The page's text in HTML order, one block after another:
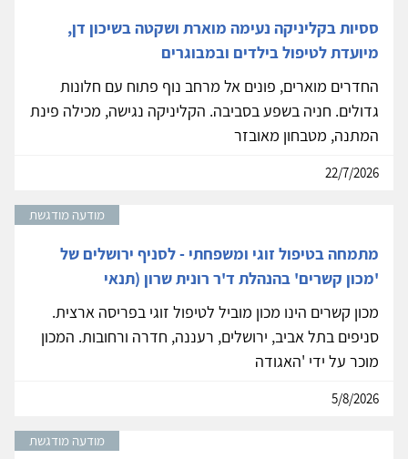
ססיות בקליניקה נעימה מוארת ושקטה בשיכון דן,
מיועדת לטיפול בילדים ובמבוגרים
החדרים מוארים, פונים אל מרחב נוף פתוח עם חלונות
גדולים. חניה בשפע בסביבה. הקליניקה נגישה, מכילה פינת
המתנה, מטבחון מאובזר
22/7/2026
מודעה מודגשת
מתמחה בטיפול זוגי ומשפחתי - לסניף ירושלים של
'מכון קשרים' בהנהלת ד'ר רונית שרון (תנאי
מכון קשרים הינו מכון מוביל לטיפול זוגי בפריסה ארצית.
סניפים בתל אביב, ירושלים, רעננה, חדרה ורחובות. המכון
מוכר על ידי 'האגודה
5/8/2026
מודעה מודגשת